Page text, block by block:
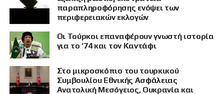
παραπληροφόρησης ενόψει των
περιφερειακών εκλογών
Οι Τούρκοι επαναφέρουν γνωστή ιστορία
για το ’74 και τον Καντάφι
Στο μικροσκόπιο του τουρκικού
Συμβουλίου Εθνικής Ασφάλειας
Ανατολική Μεσόγειος, Ουκρανία και